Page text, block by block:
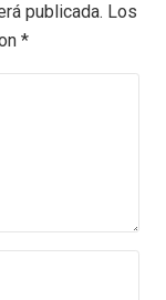
publicada. Los
*